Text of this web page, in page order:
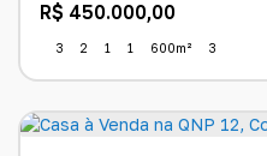
R$ 450.000,00
3 2 1 1 600m² 3